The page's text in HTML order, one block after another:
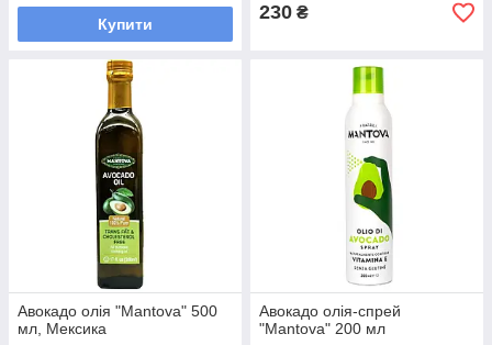
Купити
230 ₴
Авокадо олія "Mantova" 500
мл, Мексика
Авокадо олія-спрей
"Mantova" 200 мл